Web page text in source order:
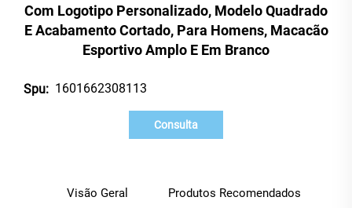
Com Logotipo Personalizado, Modelo Quadrado
E Acabamento Cortado, Para Homens, Macacão
Esportivo Amplo E Em Branco
Spu: 1601662308113
Consulta
Visão Geral Produtos Recomendados